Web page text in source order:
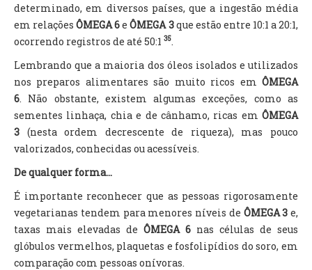
determinado, em diversos países, que a ingestão média
em relaçõesÔMEGA 6eÔMEGA 3que estão entre 10:1 a 20:1,
ocorrendo registros de até 50:1 35.
Lembrando que a maioria dos óleos isolados e utilizados
nos preparos alimentares são muito ricos em ÔMEGA
6. Não obstante, existem algumas exceções, como as
sementes linhaça, chia e de cânhamo, ricas em ÔMEGA
3 (nesta ordem decrescente de riqueza), mas pouco
valorizados, conhecidas ou acessíveis.
De qualquer forma...
É importante reconhecer que as pessoas rigorosamente
vegetarianas tendem para menores níveis de ÔMEGA 3 e,
taxas mais elevadas de ÔMEGA 6 nas células de seus
glóbulos vermelhos, plaquetas e fosfolipídios do soro, em
comparação com pessoas onívoras.